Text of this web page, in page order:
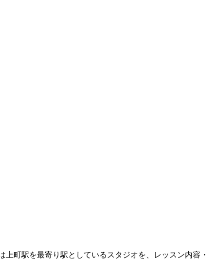
上町駅を最寄り駅としているスタジオを、レッスン内容・